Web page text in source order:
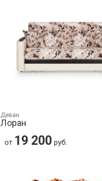
Диван
Лоран
от 19 200 руб.